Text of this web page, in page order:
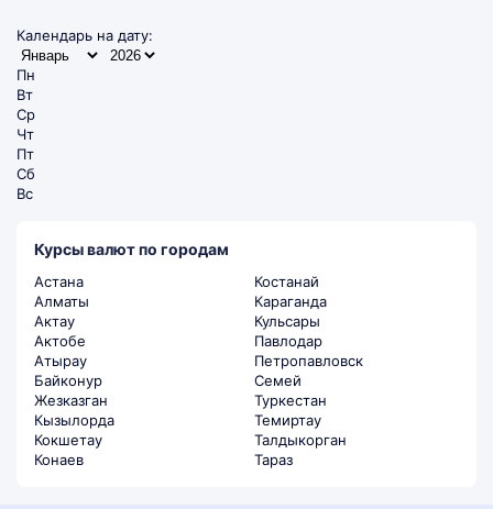
Календарь на дату:
Пн
Вт
Ср
Чт
Пт
Сб
Вс
Курсы валют по городам
Астана
Алматы
Актау
Актобе
Атырау
Байконур
Жезказган
Кызылорда
Кокшетау
Конаев
Костанай
Караганда
Кульсары
Павлодар
Петропавловск
Семей
Туркестан
Темиртау
Талдыкорган
Тараз